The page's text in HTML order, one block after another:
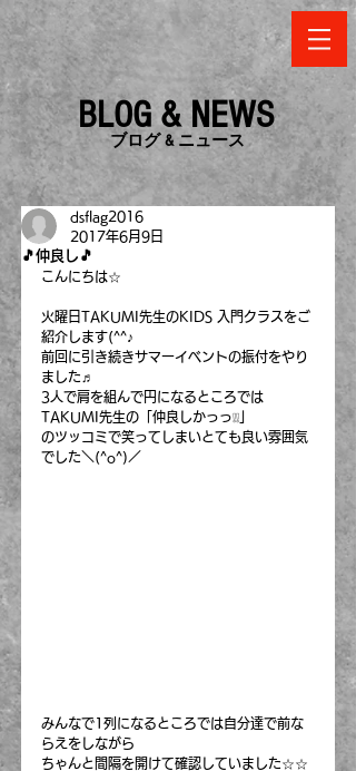
BLOG & NEWS
​ブログ & ニュース
🎵仲良し🎵
dsflag2016
2017年6月9日
こんにちは☆
火曜日TAKUMI先生のKIDS 入門クラスをご
紹介します(^^♪
前回に引き続きサマーイベントの振付をやり
ました♬
3人で肩を組んで円になるところでは
TAKUMI先生の「仲良しかっっ❕❕」
のツッコミで笑ってしまいとても良い雰囲気
でした＼(^o^)／
みんなで1列になるところでは自分達で前な
らえをしながら
ちゃんと間隔を開けて確認していました☆☆